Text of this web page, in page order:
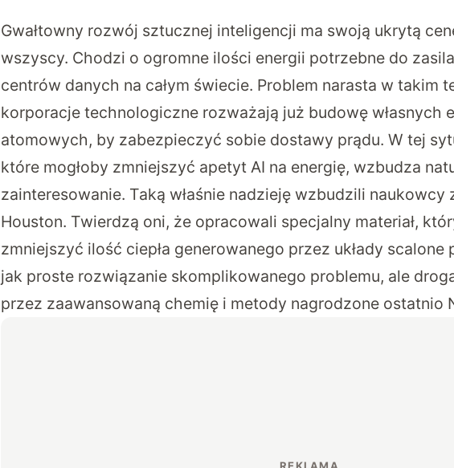
Gwałtowny rozwój sztucznej inteligencji ma swoją ukrytą
wszyscy. Chodzi o ogromne ilości energii potrzebne do
centrów danych na całym świecie. Problem narasta w takim
korporacje technologiczne rozważają już budowę własnych
atomowych, by zabezpieczyć sobie dostawy prądu. W tej
które mogłoby zmniejszyć apetyt AI na energię, wzbudza
zainteresowanie. Taką właśnie nadzieję wzbudzili naukowcy
Houston. Twierdzą oni, że opracowali specjalny materiał,
zmniejszyć ilość ciepła generowanego przez układy scalone
jak proste rozwiązanie skomplikowanego problemu, ale
przez zaawansowaną chemię i metody nagrodzone ostatnio